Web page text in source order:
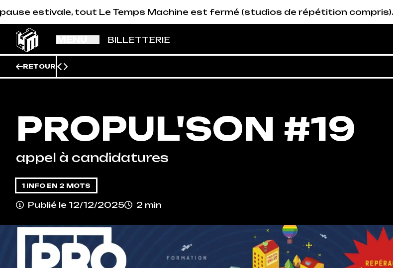
tout Le Temps Machine est fermé (studios de répétition compris).
BILLETTERIE
RETOUR
PROPUL'SON #19
appel à candidatures
1 INFO EN 2 MOTS
Publié le 12/12/2025 2 min